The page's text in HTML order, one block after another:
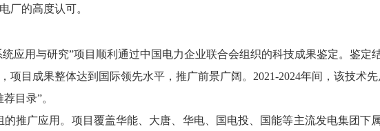
厂的高度认可。
应用与研究”项目顺利通过中国电力企业联合会组织的科技成果鉴定。鉴定
目成果整体达到国际领先水平，推广前景广阔。2021-2024年间，该技术
目录”。
的推广应用。项目覆盖华能、大唐、华电、国电投、国能等主流发电集团下